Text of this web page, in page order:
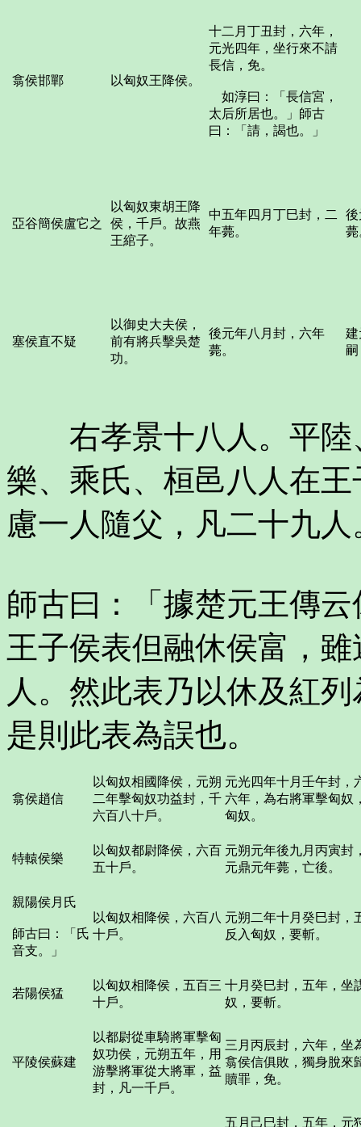
翕侯邯鄲 以匈奴王降侯。
十二月丁丑封，六年，
元光四年，坐行來不請
長信，免。
如淳曰：「長信宮，
太后所居也。」師古
曰：「請，謁也。」
亞谷簡侯盧它之
以匈奴東胡王降
侯，千戶。故燕
王綰子。
中五年四月丁巳封，二
年薨。
後
薨
塞侯直不疑
以御史大夫侯，
前有將兵擊吳楚
功。
後元年八月封，六年
薨。
建
右孝景十八人。平陸
樂、乘氏、桓邑八人在
慮一人隨父，凡二十九人
師古曰：「據楚元王傳
王子侯表但融休侯富，
人。然此表乃以休及紅
是則此表為誤也。
翕侯趙信
以匈奴相國降侯，元朔
二年擊匈奴功益封，千
六百八十戶。
元光四年十月壬午封，
六年，為右將軍擊匈奴
匈奴。
特轅侯樂
以匈奴都尉降侯，六百
五十戶。
元朔元年後九月丙寅封
元鼎元年薨，亡後。
親陽侯月氏
師古曰：「氏
音支。」
以匈奴相降侯，六百八
十戶。
元朔二年十月癸巳封，
反入匈奴，要斬。
若陽侯猛
以匈奴相降侯，五百三
十戶。
十月癸巳封，五年，坐
奴，要斬。
平陵侯蘇建
以都尉從車騎將軍擊匈
奴功侯，元朔五年，用
游擊將軍從大將軍，益
封，凡一千戶。
三月丙辰封，六年，坐
翕侯信俱敗，獨身脫來
贖罪，免。
五月己巳封，五年，元